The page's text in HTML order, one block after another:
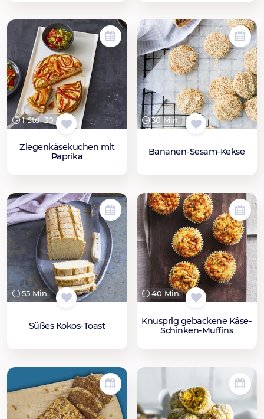
1 Std. 30 Min.
Ziegenkäsekuchen mit
Paprika
30 Min.
Bananen-Sesam-Kekse
55 Min.
Süßes Kokos-Toast
40 Min.
Knusprig gebackene Käse-
Schinken-Muffins